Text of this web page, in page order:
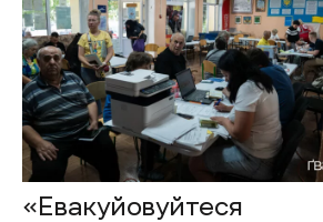
«Евакуйовуйтеся